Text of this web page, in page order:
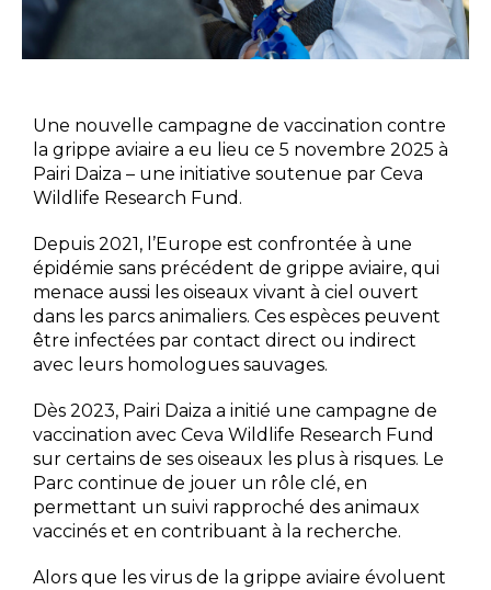
Une nouvelle campagne de vaccination contre
la grippe aviaire a eu lieu ce 5 novembre 2025 à
Pairi Daiza – une initiative soutenue par Ceva
Wildlife Research Fund.
Depuis 2021, l’Europe est confrontée à une
épidémie sans précédent de grippe aviaire, qui
menace aussi les oiseaux vivant à ciel ouvert
dans les parcs animaliers. Ces espèces peuvent
être infectées par contact direct ou indirect
avec leurs homologues sauvages.
Dès 2023, Pairi Daiza a initié une campagne de
vaccination avec Ceva Wildlife Research Fund
sur certains de ses oiseaux les plus à risques. Le
Parc continue de jouer un rôle clé, en
permettant un suivi rapproché des animaux
vaccinés et en contribuant à la recherche.
Alors que les virus de la grippe aviaire évoluent